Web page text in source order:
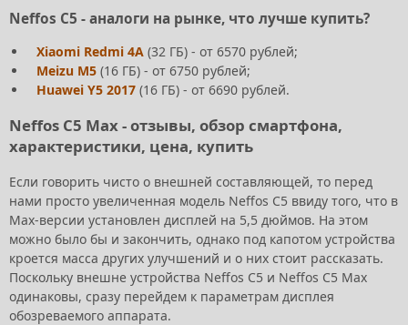
Neffos C5 - аналоги на рынке, что лучше купить?
Xiaomi Redmi 4A (32 ГБ) - от 6570 рублей;
Meizu M5 (16 ГБ) - от 6750 рублей;
Huawei Y5 2017 (16 ГБ) - от 6690 рублей.
Neffos C5 Max - отзывы, обзор смартфона,
характеристики, цена, купить
Если говорить чисто о внешней составляющей, то перед
нами просто увеличенная модель Neffos C5 ввиду того, что в
Max-версии установлен дисплей на 5,5 дюймов. На этом
можно было бы и закончить, однако под капотом устройства
кроется масса других улучшений и о них стоит рассказать.
Поскольку внешне устройства Neffos C5 и Neffos C5 Max
одинаковы, сразу перейдем к параметрам дисплея
обозреваемого аппарата.